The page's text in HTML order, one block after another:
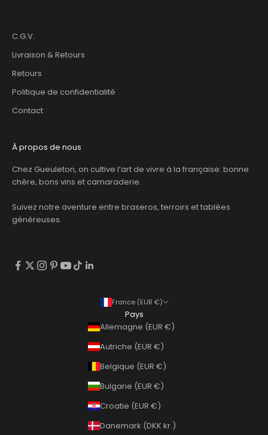
C.G.V.
Livraison & Retours
Retours
Politique de confidentialité
Contact
À propos de nous
Chez Gueuleton, on cultive l’art de vivre à la française: bonne
chère, bons vins et camaraderie.
Suivez notre aventure entre braseros, terroirs et tablées
généreuses.
France (EUR €)
Pays
Allemagne (EUR €)
Autriche (EUR €)
Belgique (EUR €)
Bulgarie (EUR €)
Croatie (EUR €)
Danemark (DKK kr.)